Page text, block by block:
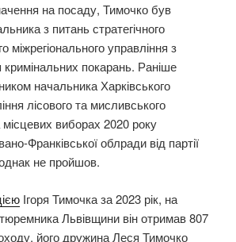
на посаду, Тимочко був
з питань стратегічного
міжрегіонального управління з
кримінальних покарань. Раніше
начальника Харківського
лісового та мисливського
виборах 2020 року
Франківської облради від партії
не пройшов.
Ігоря Тимочка за 2023 рік, на
Львівщини він отримав 807
його дружина Леся Тимочко